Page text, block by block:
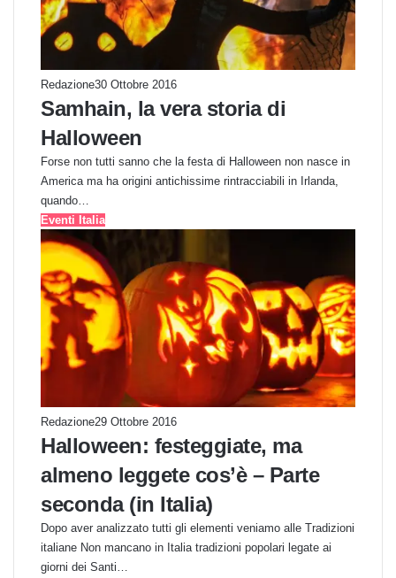
Redazione30 Ottobre 2016
Samhain, la vera storia di
Halloween
Forse non tutti sanno che la festa di Halloween non nasce in
America ma ha origini antichissime rintracciabili in Irlanda,
quando…
Eventi Italia
Redazione29 Ottobre 2016
Halloween: festeggiate, ma
almeno leggete cos’è – Parte
seconda (in Italia)
Dopo aver analizzato tutti gli elementi veniamo alle Tradizioni
italiane Non mancano in Italia tradizioni popolari legate ai
giorni dei Santi…